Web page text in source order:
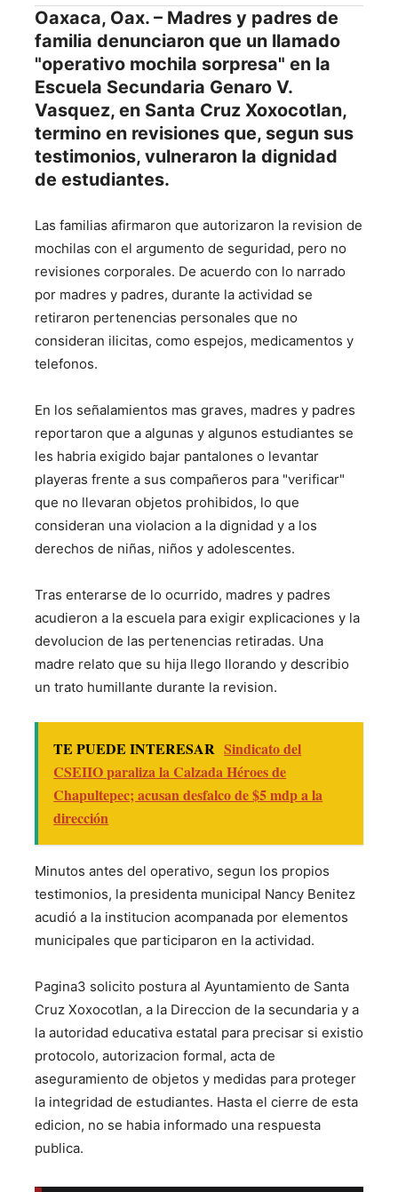
Oaxaca, Oax. – Madres y padres de
familia denunciaron que un llamado
"operativo mochila sorpresa" en la
Escuela Secundaria Genaro V.
Vasquez, en Santa Cruz Xoxocotlan,
termino en revisiones que, segun sus
testimonios, vulneraron la dignidad
de estudiantes.
Las familias afirmaron que autorizaron la revision de
mochilas con el argumento de seguridad, pero no
revisiones corporales. De acuerdo con lo narrado
por madres y padres, durante la actividad se
retiraron pertenencias personales que no
consideran ilicitas, como espejos, medicamentos y
telefonos.
En los señalamientos mas graves, madres y padres
reportaron que a algunas y algunos estudiantes se
les habria exigido bajar pantalones o levantar
playeras frente a sus compañeros para "verificar"
que no llevaran objetos prohibidos, lo que
consideran una violacion a la dignidad y a los
derechos de niñas, niños y adolescentes.
Tras enterarse de lo ocurrido, madres y padres
acudieron a la escuela para exigir explicaciones y la
devolucion de las pertenencias retiradas. Una
madre relato que su hija llego llorando y describio
un trato humillante durante la revision.
TE PUEDE INTERESAR Sindicato del
CSEIIO paraliza la Calzada Héroes de
Chapultepec; acusan desfalco de $5 mdp a la
dirección
Minutos antes del operativo, segun los propios
testimonios, la presidenta municipal Nancy Benitez
acudió a la institucion acompanada por elementos
municipales que participaron en la actividad.
Pagina3 solicito postura al Ayuntamiento de Santa
Cruz Xoxocotlan, a la Direccion de la secundaria y a
la autoridad educativa estatal para precisar si existio
protocolo, autorizacion formal, acta de
aseguramiento de objetos y medidas para proteger
la integridad de estudiantes. Hasta el cierre de esta
edicion, no se habia informado una respuesta
publica.